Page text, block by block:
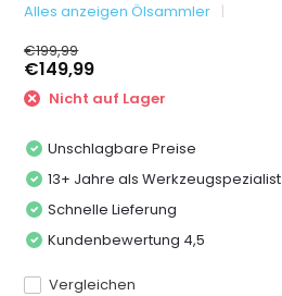
Alles anzeigen Ölsammler
€199,99
€149,99
Nicht auf Lager
Unschlagbare Preise
13+ Jahre als Werkzeugspezialist
Schnelle Lieferung
Kundenbewertung 4,5
Vergleichen